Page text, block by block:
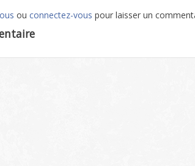
ouconnectez-vous pour laisser un